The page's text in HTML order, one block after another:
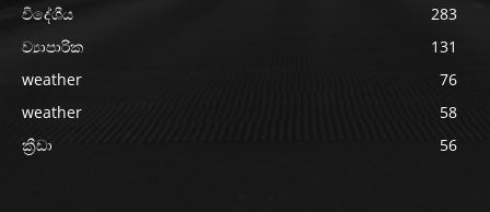
විදේශීය
283
ව්‍යාපාරික
131
weather
76
weather
58
ක්‍රීඩා
56